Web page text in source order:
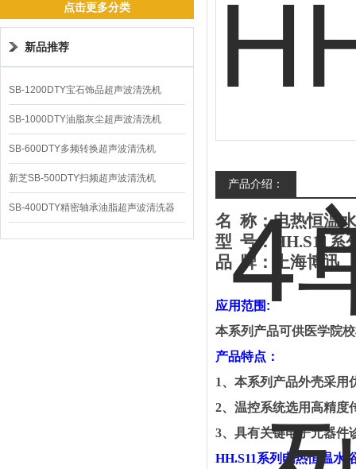
点击更多分类
新品推荐
SB-1200DTY宝石饰品超声波清洗机
SB-1000DTY油脂灰尘超声波清洗机
SB-600DTY多频转换超声波清洗机
新芝SB-500DTY扫频超声波清洗机
SB-400DTY精密轴承油脂超声波清洗器
产品介绍：
名 称：电热恒温
型 号： HH.S11系
品 牌： 上海博迅
应用范围 :
本系列产品可供医学院
产品特点：
1、 本系列产品外壳采用
2、 温控系统选用高精度
3、 具有关键电子元器件
HH.S11系列电热恒温水